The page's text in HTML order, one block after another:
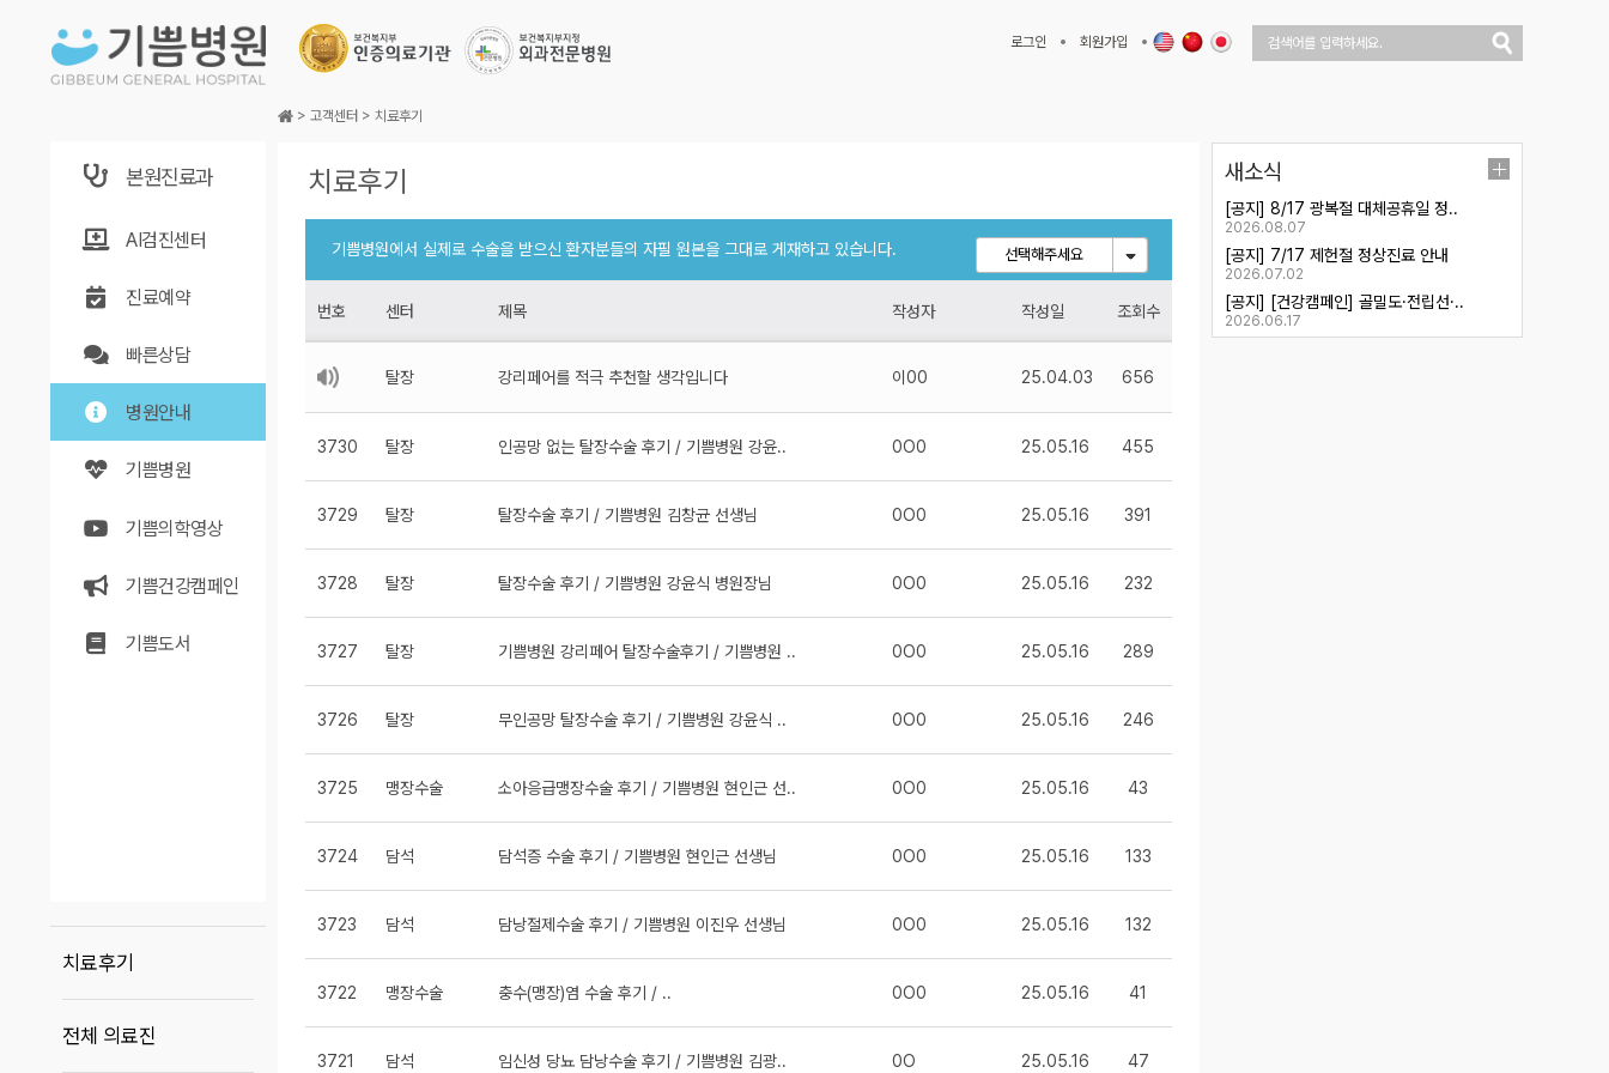
로그인 회원가입
본원진료과
AI검진센터
진료예약
빠른상담
병원안내
기쁨병원
기쁨의학영상
기쁨건강캠페인
기쁨도서
치료후기
전체 의료진
> 고객센터 > 치료후기
치료후기
기쁨병원에서 실제로 수술을 받으신 환자분들의 자필 원본을 그대로 게재하고 있습니다. 선택해주세요
토글
번호 센터 제목 작성자 작성일 조회수
탈장 강리페어를 적극 추천할 생각입니다 이00 25.04.03 656
3730 탈장 인공망 없는 탈장수술 후기 / 기쁨병원 강윤.. 0O0 25.05.16 455
3729 탈장 탈장수술 후기 / 기쁨병원 김창균 선생님 0O0 25.05.16 391
3728 탈장 탈장수술 후기 / 기쁨병원 강윤식 병원장님 0O0 25.05.16 232
3727 탈장 기쁨병원 강리페어 탈장수술후기 / 기쁨병원 .. 0O0 25.05.16 289
3726 탈장 무인공망 탈장수술 후기 / 기쁨병원 강윤식 .. 0O0 25.05.16 246
3725 맹장수술 소아응급맹장수술 후기 / 기쁨병원 현인근 선.. 0O0 25.05.16 43
3724 담석 담석증 수술 후기 / 기쁨병원 현인근 선생님 0O0 25.05.16 133
3723 담석 담낭절제수술 후기 / 기쁨병원 이진우 선생님 0O0 25.05.16 132
3722 맹장수술 충수(맹장)염 수술 후기 / .. 0O0 25.05.16 41
3721 담석 임신성 당뇨 담낭수술 후기 / 기쁨병원 김광.. 0O 25.05.16 47
새소식
[공지] 8/17 광복절 대체공휴일 정..
2026.08.07
[공지] 7/17 제헌절 정상진료 안내
2026.07.02
[공지] [건강캠페인] 골밀도·전립선·..
2026.06.17